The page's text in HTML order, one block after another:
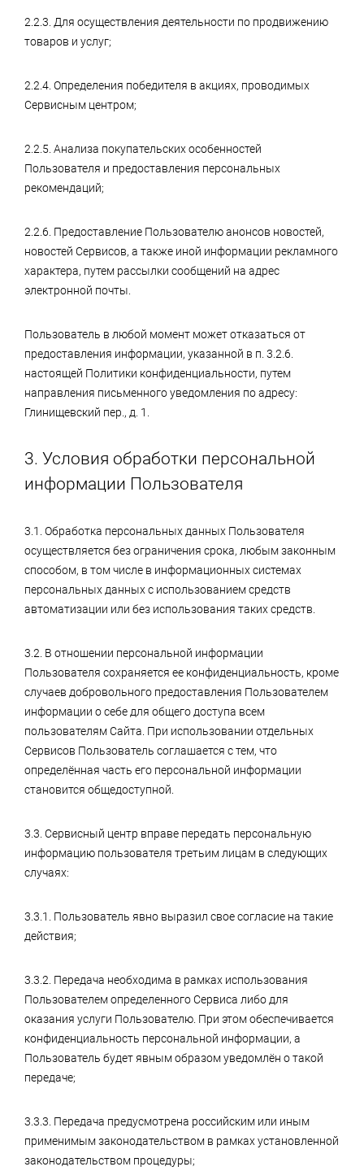
2.2.3. Для осуществления деятельности по продвижению
товаров и услуг;
2.2.4. Определения победителя в акциях, проводимых
Сервисным центром;
2.2.5. Анализа покупательских особенностей
Пользователя и предоставления персональных
рекомендаций;
2.2.6. Предоставление Пользователю анонсов новостей,
новостей Сервисов, а также иной информации рекламного
характера, путем рассылки сообщений на адрес
электронной почты.
Пользователь в любой момент может отказаться от
предоставления информации, указанной в п. 3.2.6.
настоящей Политики конфиденциальности, путем
направления письменного уведомления по адресу:
Глинищевский пер., д. 1.
3. Условия обработки персональной
информации Пользователя
3.1. Обработка персональных данных Пользователя
осуществляется без ограничения срока, любым законным
способом, в том числе в информационных системах
персональных данных с использованием средств
автоматизации или без использования таких средств.
3.2. В отношении персональной информации
Пользователя сохраняется ее конфиденциальность, кроме
случаев добровольного предоставления Пользователем
информации о себе для общего доступа всем
пользователям Сайта. При использовании отдельных
Сервисов Пользователь соглашается с тем, что
определённая часть его персональной информации
становится общедоступной.
3.3. Сервисный центр вправе передать персональную
информацию пользователя третьим лицам в следующих
случаях:
3.3.1. Пользователь явно выразил свое согласие на такие
действия;
3.3.2. Передача необходима в рамках использования
Пользователем определенного Сервиса либо для
оказания услуги Пользователю. При этом обеспечивается
конфиденциальность персональной информации, а
Пользователь будет явным образом уведомлён о такой
передаче;
3.3.3. Передача предусмотрена российским или иным
применимым законодательством в рамках установленной
законодательством процедуры;